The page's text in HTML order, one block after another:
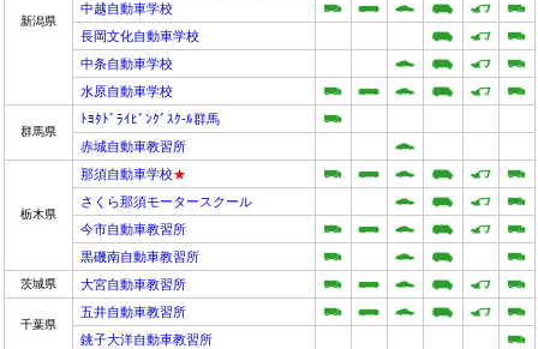
新潟県
中越自動車学校
長岡文化自動車学校
中条自動車学校
水原自動車学校
群馬県
ﾄﾖﾀﾄﾞﾗｲﾋﾞﾝｸﾞｽｸ-ﾙ群馬
赤城自動車教習所
栃木県
那須自動車学校★
さくら那須モータースクール
今市自動車教習所
黒磯南自動車教習所
茨城県 大宮自動車教習所
千葉県
五井自動車教習所
銚子大洋自動車教習所